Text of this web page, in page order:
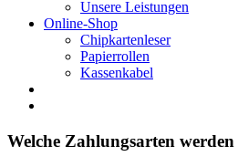
Unsere Leistungen
Online-Shop
Chipkartenleser
Papierrollen
Kassenkabel
Welche Zahlungsarten